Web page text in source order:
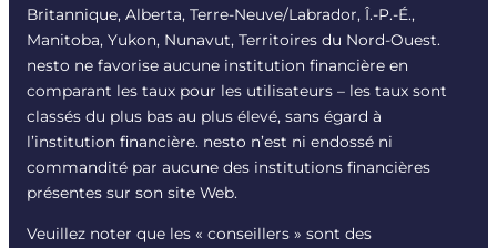
Britannique, Alberta, Terre-Neuve/Labrador, Î.-P.-É.,
Manitoba, Yukon, Nunavut, Territoires du Nord-Ouest.
nesto ne favorise aucune institution financière en
comparant les taux pour les utilisateurs – les taux sont
classés du plus bas au plus élevé, sans égard à
l’institution financière. nesto n’est ni endossé ni
commandité par aucune des institutions financières
présentes sur son site Web.
Veuillez noter que les « conseillers » sont des